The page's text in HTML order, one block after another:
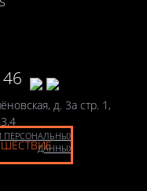
д. 3а стр. 1,
ПЕРСОНАЛЬНЫХ
ДАННЫХ